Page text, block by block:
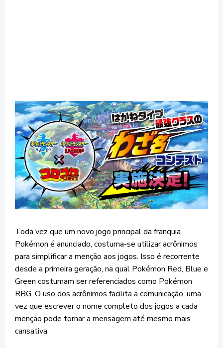
Toda vez que um novo jogo principal da franquia
Pokémon é anunciado, costuma-se utilizar acrônimos
para simplificar a menção aos jogos. Isso é recorrente
desde a primeira geração, na qual Pokémon Red, Blue e
Green costumam ser referenciados como Pokémon
RBG. O uso dos acrônimos facilita a comunicação, uma
vez que escrever o nome completo dos jogos a cada
menção pode tornar a mensagem até mesmo mais
cansativa.